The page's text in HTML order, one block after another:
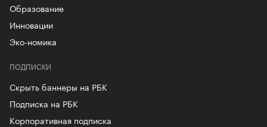
Образование
Инновации
Эко-номика
ПОДПИСКИ
Скрыть баннеры на РБК
Подписка на РБК
Корпоративная подписка